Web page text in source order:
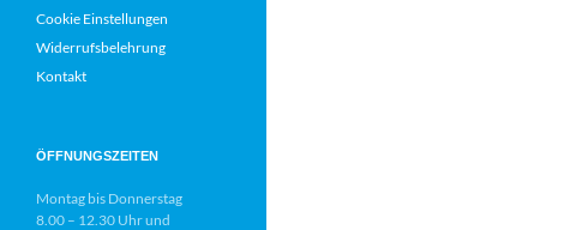
Cookie Einstellungen
Widerrufsbelehrung
Kontakt
ÖFFNUNGSZEITEN
Montag bis Donnerstag
8.00 – 12.30 Uhr und